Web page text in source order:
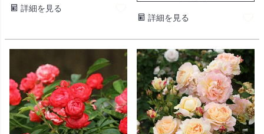
詳細を見る
詳細を見る